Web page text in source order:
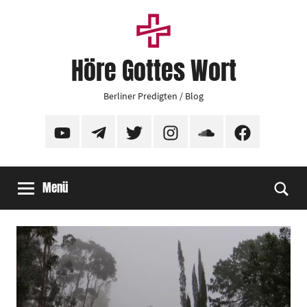
Höre Gottes Wort
Berliner Predigten / Blog
YouTubeTelegramTwitter InstagramSoundCloudFacebook
Menü